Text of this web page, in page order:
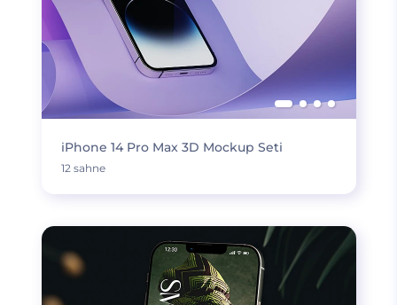
iPhone 14 Pro Max 3D Mockup Seti
12 sahne